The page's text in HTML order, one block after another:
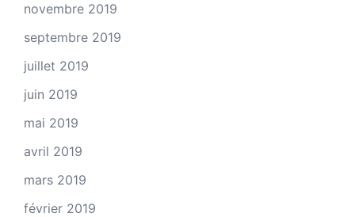
novembre 2019
septembre 2019
juillet 2019
juin 2019
mai 2019
avril 2019
mars 2019
février 2019